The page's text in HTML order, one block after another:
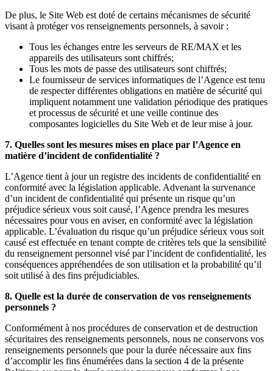
De plus, le Site Web est doté de certains mécanismes de sécurité
visant à protéger vos renseignements personnels, à savoir :
Tous les échanges entre les serveurs de RE/MAX et les
appareils des utilisateurs sont chiffrés;
Tous les mots de passe des utilisateurs sont chiffrés;
Le fournisseur de services informatiques de l’Agence est tenu
de respecter différentes obligations en matière de sécurité qui
impliquent notamment une validation périodique des pratiques
et processus de sécurité et une veille continue des
composantes logicielles du Site Web et de leur mise à jour.
7. Quelles sont les mesures mises en place par l’Agence en
matière d’incident de confidentialité ?
L’Agence tient à jour un registre des incidents de confidentialité en
conformité avec la législation applicable. Advenant la survenance
d’un incident de confidentialité qui présente un risque qu’un
préjudice sérieux vous soit causé, l’Agence prendra les mesures
nécessaires pour vous en aviser, en conformité avec la législation
applicable. L’évaluation du risque qu’un préjudice sérieux vous soit
causé est effectuée en tenant compte de critères tels que la sensibilité
du renseignement personnel visé par l’incident de confidentialité, les
conséquences appréhendées de son utilisation et la probabilité qu’il
soit utilisé à des fins préjudiciables.
8. Quelle est la durée de conservation de vos renseignements
personnels ?
Conformément à nos procédures de conservation et de destruction
sécuritaires des renseignements personnels, nous ne conservons vos
renseignements personnels que pour la durée nécessaire aux fins
d’accomplir les fins énumérées dans la section 4 de la présente